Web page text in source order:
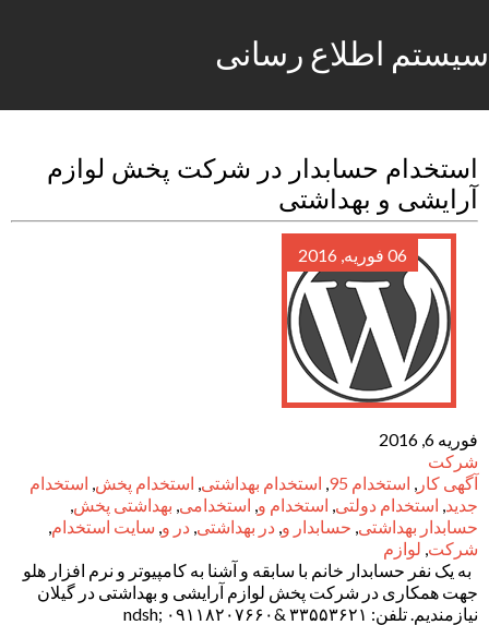
سیستم اطلاع رسانی
استخدام حسابدار در شرکت پخش لوازم
آرایشی و بهداشتی
06 فوریه, 2016
فوریه 6, 2016
شرکت
آگهی کار , استخدام 95 , استخدام بهداشتی, استخدام پخش, استخدام
جدید, استخدام دولتی, استخدام و, استخدامی, بهداشتی پخش,
حسابدار بهداشتی, حسابدار و, در بهداشتی, در و, سایت استخدام,
شرکت, لوازم
به یک نفر حسابدار خانم با سابقه و آشنا به کامپیوتر و نرم افزار هلو
جهت همکاری در شرکت پخش لوازم آرایشی و بهداشتی در گیلان
نیازمندیم. تلفن: ۳۳۵۵۳۶۲۱ &ndsh; ۰۹۱۱۸۲۰۷۶۶۰